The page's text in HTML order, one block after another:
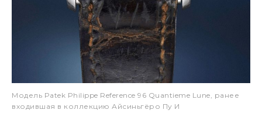
Модель Patek Philippe Reference 96 Quantieme Lune, ранее
входившая в коллекцию Айсиньгёро Пу И